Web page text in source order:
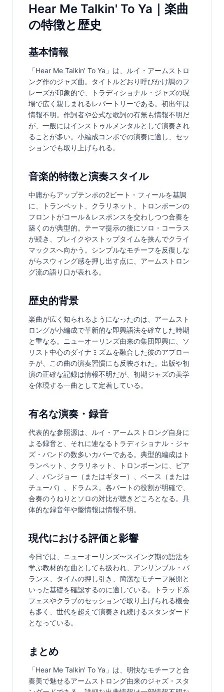
Hear Me Talkin' To Ya｜楽曲
の特徴と歴史
基本情報
「Hear Me Talkin' To Ya」は、ルイ・アームストロ
ング作のジャズ曲。タイトルどおり呼びかけ調のフ
レーズが印象的で、トラディショナル・ジャズの現
場で広く親しまれるレパートリーである。初出年は
情報不明。作詞者や公式な歌詞の有無も情報不明だ
が、一般にはインストゥルメンタルとして演奏され
ることが多い。小編成コンボでの演奏に適し、セッ
ションでも取り上げられる。
音楽的特徴と演奏スタイル
中庸からアップテンポの2ビート・フィールを基調
に、トランペット、クラリネット、トロンボーンの
フロントがコール＆レスポンスを交わしつつ合奏を
築くのが典型的。テーマ提示の後にソロ・コーラス
が続き、ブレイクやストップタイムを挟んでクライ
マックスへ向かう。シンプルなモチーフを反復しな
がらスウィング感を押し出す点に、アームストロン
グ流の語り口が表れる。
歴史的背景
楽曲が広く知られるようになったのは、アームスト
ロングが小編成で革新的な即興語法を確立した時期
と重なる。ニューオーリンズ由来の集団即興に、ソ
リスト中心のダイナミズムを融合した彼のアプロー
チが、この曲の演奏習慣にも反映された。出版や初
演の正確な記録は情報不明だが、初期ジャズの美学
を体現する一曲として定着している。
有名な演奏・録音
代表的な参照源は、ルイ・アームストロング自身に
よる録音と、それに連なるトラディショナル・ジャ
ズ・バンドの数多いカバーである。典型的編成はト
ランペット、クラリネット、トロンボーンに、ピア
ノ、バンジョー（またはギター）、ベース（または
チューバ）、ドラムス。各パートの役割が明確で、
合奏のうねりとソロの対比が聴きどころとなる。具
体的な録音年や盤情報は情報不明。
現代における評価と影響
今日では、ニューオーリンズ〜スイング期の語法を
学ぶ教材的な曲としても扱われ、アンサンブル・バ
ランス、タイムの押し引き、簡潔なモチーフ展開と
いった基礎を確認するのに適している。トラッド系
フェスやクラブのセッションで取り上げられる機会
も多く、世代を超えて演奏され続けるスタンダード
となっている。
まとめ
「Hear Me Talkin' To Ya」は、明快なモチーフと合
奏美で魅せるアームストロング由来のジャズ・スタ